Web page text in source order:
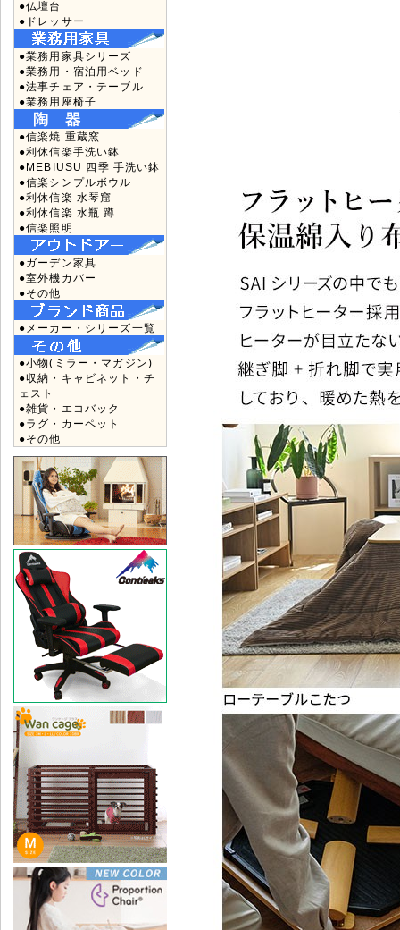
●仏壇台
●ドレッサー
●業務用家具シリーズ
●業務用・宿泊用ベッド
●法事チェア・テーブル
●業務用座椅子
●信楽焼 重蔵窯
●利休信楽手洗い鉢
●MEBIUSU 四季 手洗い鉢
●信楽シンプルボウル
●利休信楽 水琴窟
●利休信楽 水瓶 蹲
●信楽照明
●ガーデン家具
●室外機カバー
●その他
●メーカー・シリーズ一覧
●小物(ミラー・マガジン)
●収納・キャビネット・チ
ェスト
●雑貨・エコバック
●ラグ・カーペット
●その他